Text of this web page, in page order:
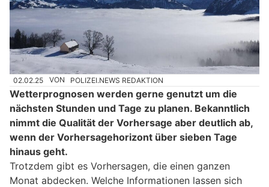
02.02.25 VON POLIZEI.NEWS REDAKTION
Wetterprognosen werden gerne genutzt um die
nächsten Stunden und Tage zu planen. Bekanntlich
nimmt die Qualität der Vorhersage aber deutlich ab,
wenn der Vorhersagehorizont über sieben Tage
hinaus geht.
Trotzdem gibt es Vorhersagen, die einen ganzen
Monat abdecken. Welche Informationen lassen sich